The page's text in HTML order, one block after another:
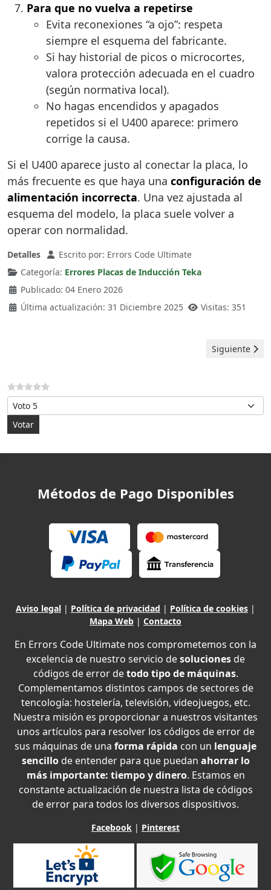
Para que no vuelva a repetirse
Evita reconexiones “a ojo”: respeta
siempre el esquema del fabricante.
Si hay historial de picos o microcortes,
valora protección adecuada en el cuadro
(según normativa local).
No hagas encendidos y apagados
repetidos si el U400 aparece: primero
corrige la causa.
Si el U400 aparece justo al conectar la placa, lo
más frecuente es que haya una configuración de
alimentación incorrecta. Una vez ajustada al
esquema del modelo, la placa suele volver a
operar con normalidad.
Detalles Escrito por: Errors Code Ultimate
Categoría: Errores Placas de Inducción Teka
Publicado: 04 Enero 2026
Última actualización: 31 Diciembre 2025
Visitas: 351
Artículo
Siguiente
Por favor, vote
Métodos de Pago Disponibles
Aviso legal | Política de privacidad | Política de cookies |
Mapa Web | Contacto
En Errors Code Ultimate nos comprometemos con la
excelencia de nuestro servicio desoluciones de
códigos de error detodo tipo de máquinas.
Complementamos distintos campos de sectores de
tencología: hostelería, televisión, videojuegos, etc.
Nuestra misión es proporcionar a nuestros visitantes
unos artículos para resolver los códigos de error de
sus máquinas de una forma rápida con un lenguaje
sencillode entender para que puedan ahorrar lo
más importante: tiempo y dinero. Estamos en
constante actualización de nuestra lista de códigos
de error para todos los diversos dispositivos.
Facebook | Pinterest